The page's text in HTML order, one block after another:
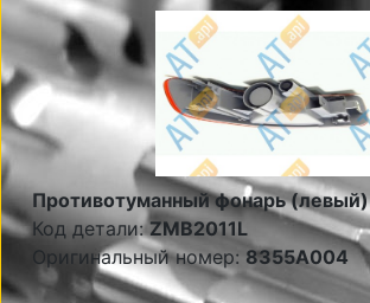
Противотуманный фонарь (левый)
Код детали:ZMB2011L
Оригинальный номер: 8355A004